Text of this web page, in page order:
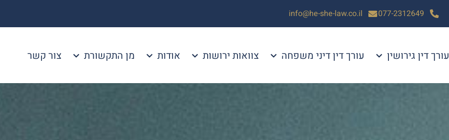
077-2312649
info@he-she-law.co.il
עורך דין גירושין עורך דין דיני משפחה צוואות ירושות אודות מן התקשורת צור קשר